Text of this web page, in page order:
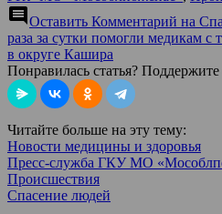
comment Оставить Комментарий на
раза за сутки помогли медикам с
в округе Кашира
Понравилась статья? Поддержите
Читайте больше на эту тему:
Новости медицины и здоровья
Пресс-служба ГКУ МО
Происшествия
Спасение людей